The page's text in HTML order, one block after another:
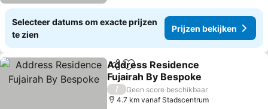
Selecteer datums om exacte prijzen
te zien
Prijzen bekijken
DelenToevoegen aan favorieten
Address Residence
Fujairah By Bespoke
Prijzen bekijken
/
Geen score beschikbaar
4.7 km vanaf Stadscentrum